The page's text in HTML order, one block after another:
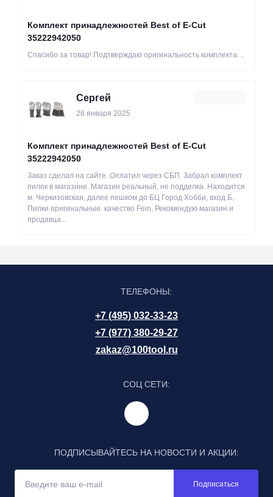
Комплект принадлежностей Best of E-Cut
35222942050
Спасибо за товар! Подтверждаю оригинальность комплекта. ..
Сергей
26 января 2025
Комплект принадлежностей Best of E-Cut
35222942050
Заказ сделал на сайте. Оплатил через СБП. Забрал комплект
пилок в магазине. Магазин реальный, не подделка. Находится
м. Черкизовская, далее пешком до БЦ Город Хобби, вход Б.
Пилки оригинальные. качество Fein, Рекомендую магазин и
продавца...
ТЕЛЕФОНЫ:
+7 (495) 032-33-23
+7 (977) 380-29-27
zakaz@100tool.ru
СОЦ СЕТИ:
ПОДПИСЫВАЙТЕСЬ НА НОВОСТИ И АКЦИИ:
Подписаться